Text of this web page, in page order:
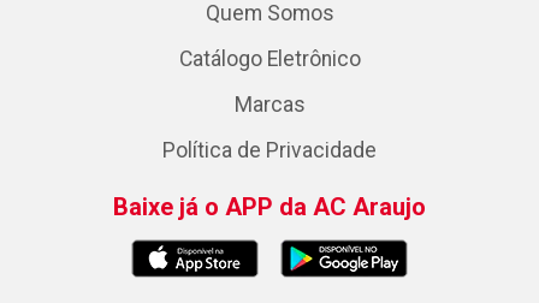
Quem Somos
Catálogo Eletrônico
Marcas
Política de Privacidade
Baixe já o APP da AC Araujo